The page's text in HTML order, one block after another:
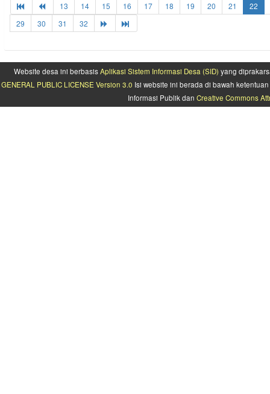
13 14 15 16 17 18 19 20 21
22
29
30 31 32
Website desa ini berbasisAplikasi Sistem Informasi Desa (SID) yang
GENERAL PUBLIC LICENSE Version 3.0 Isi website ini berada di bawah
Informasi Publik dan Creative Commons